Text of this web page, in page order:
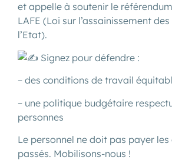
et appelle à soutenir le
LAFE (Loi sur l’assainissement
l’Etat).
Signez pour défendre :
– des conditions de travail
– une politique budgétaire
personnes
Le personnel ne doit pas payer
passés. Mobilisons-nous !